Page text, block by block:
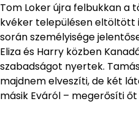
Tom Loker újra felbukkan a
kvéker településen eltöltött
során személyisége
Eliza és Harry közben
szabadságot nyertek.
majdnem elveszíti, de két
másik Eváról – megerősíti